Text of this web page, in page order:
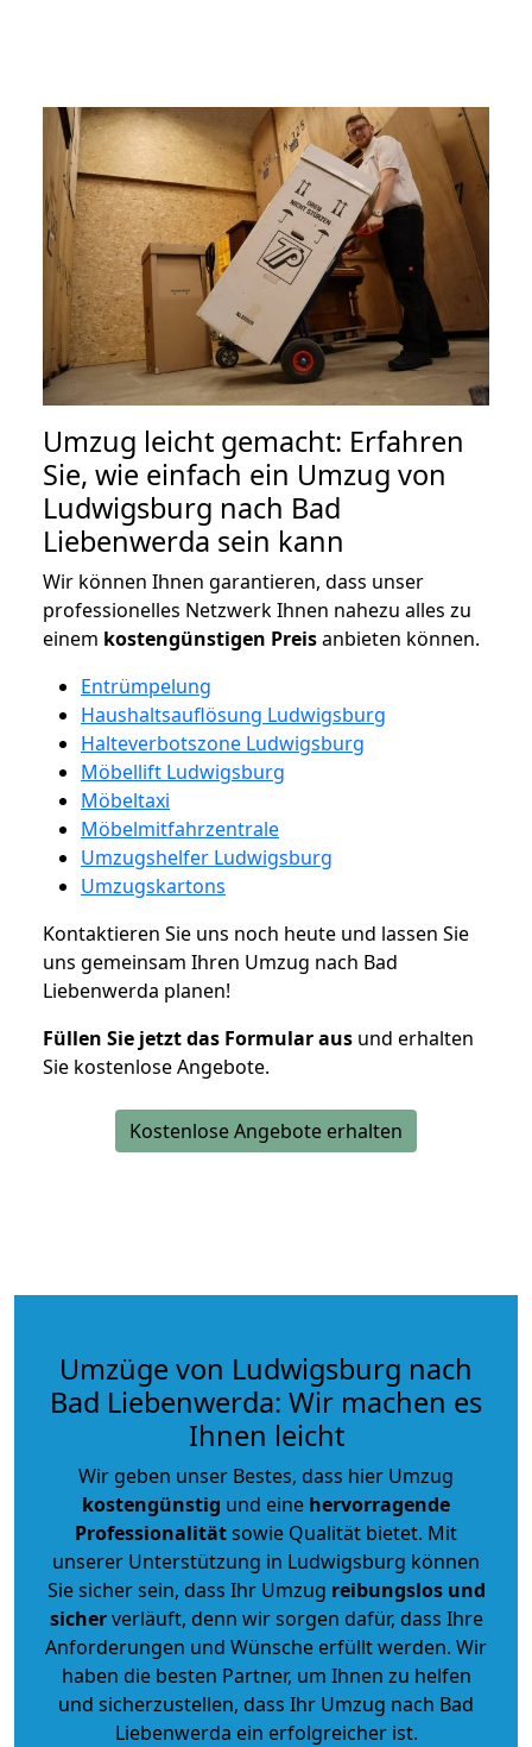
Umzug leicht gemacht: Erfahren
Sie, wie einfach ein Umzug von
Ludwigsburg nach Bad
Liebenwerda sein kann
Wir können Ihnen garantieren, dass unser
professionelles Netzwerk Ihnen nahezu alles zu
einem kostengünstigen Preisanbieten können.
Entrümpelung
Haushaltsauflösung Ludwigsburg
Halteverbotszone Ludwigsburg
Möbellift Ludwigsburg
Möbeltaxi
Möbelmitfahrzentrale
Umzugshelfer Ludwigsburg
Umzugskartons
Kontaktieren Sie uns noch heute und lassen Sie
uns gemeinsam Ihren Umzug nach Bad
Liebenwerda planen!
Füllen Sie jetzt das Formular aus und erhalten
Sie kostenlose Angebote.
Kostenlose Angebote erhalten
Umzüge von Ludwigsburg nach
Bad Liebenwerda: Wir machen es
Ihnen leicht
Wir geben unser Bestes, dass hier Umzug
kostengünstig und eine hervorragende
Professionalitätsowie Qualität bietet. Mit
unserer Unterstützung in Ludwigsburg können
Sie sicher sein, dass Ihr Umzug reibungslos und
sicherverläuft, denn wir sorgen dafür, dass Ihre
Anforderungen und Wünsche erfüllt werden. Wir
haben die besten Partner, um Ihnen zu helfen
und sicherzustellen, dass Ihr Umzug nach Bad
Liebenwerda ein erfolgreicher ist.